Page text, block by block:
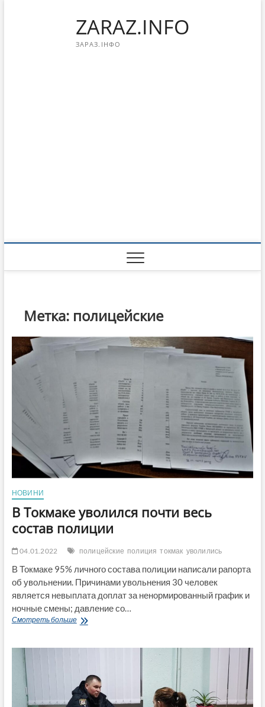
ZARAZ.INFO
ЗАРАЗ.ІНФО
Метка: полицейские
НОВИНИ
В Токмаке уволился почти весь
состав полиции
04.01.2022 полицейские полиция токмак уволились
В Токмаке 95% личного состава полиции написали рапорта
об увольнении. Причинами увольнения 30 человек
является невыплата доплат за ненормированный график и
ночные смены; давление со…
Смотреть большеВ
состав
полиции